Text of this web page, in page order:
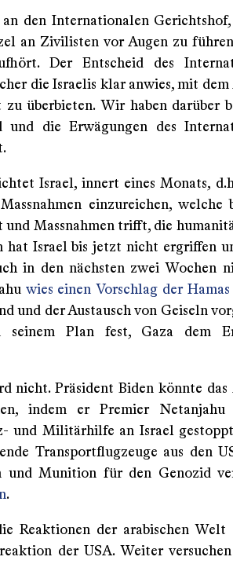
den Internationalen
an Zivilisten vor Augen zu
Der Entscheid des
die Israelis klar anwies, mit
überbieten. Wir haben darüber
und die Erwägungen des
Israel, innert eines Monats,
einzureichen, welche
Massnahmen trifft, die
hat Israel bis jetzt nicht ergriffen
in den nächsten zwei Wochen
wies einen Vorschlag der
und der Austausch von Geiseln
Plan fest, Gaza dem
nicht. Präsident Biden könnte das
indem er Premier Netanjahu
und Militärhilfe an Israel
Transportflugzeuge aus den
Munition für den Genozid
.
Reaktionen der arabischen Welt
der USA. Weiter